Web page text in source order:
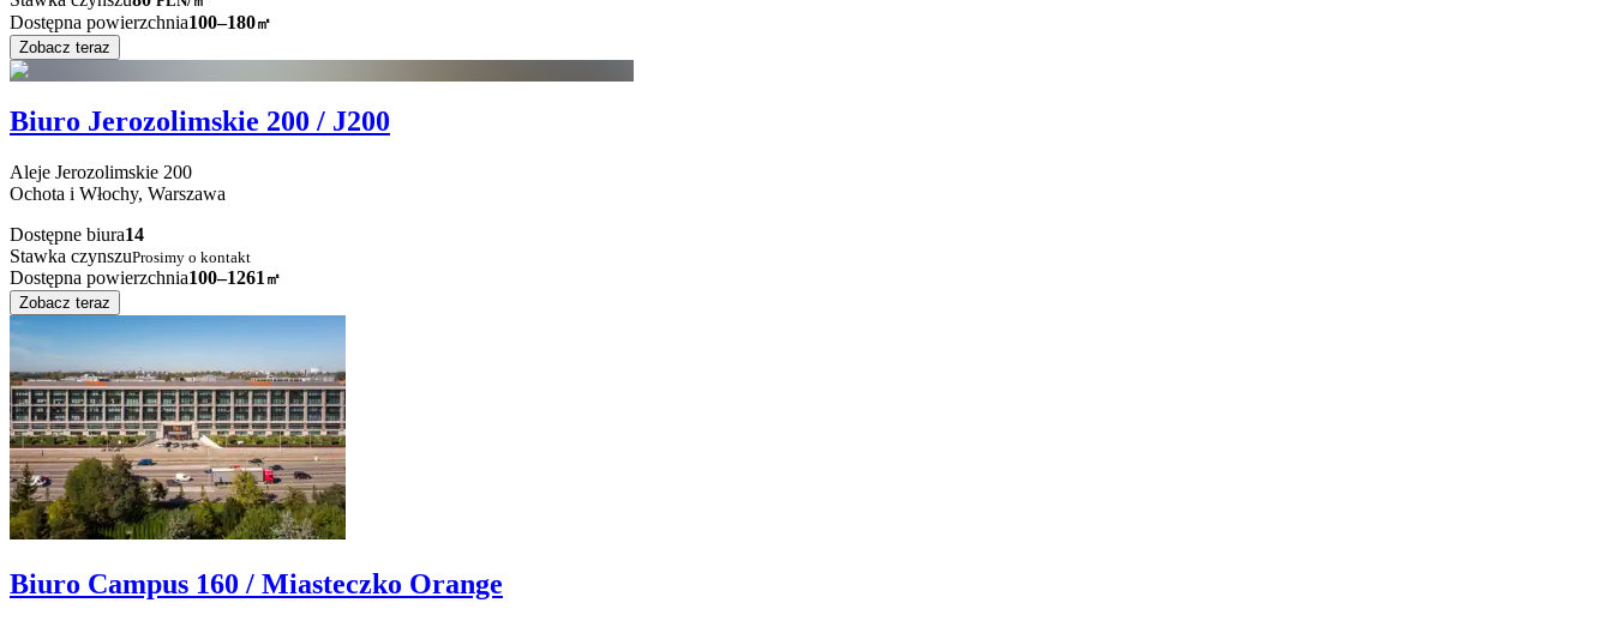
Dostępna powierzchnia100–180㎡
Zobacz teraz
Biuro Jerozolimskie 200 / J200
Aleje Jerozolimskie 200
Ochota i Włochy, Warszawa
Dostępne biura14
Stawka czynszuProsimy o kontakt
Dostępna powierzchnia100–1261 ㎡
Zobacz teraz
Biuro Campus 160 / Miasteczko Orange